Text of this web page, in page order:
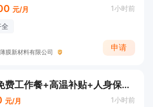
元/月 1小时前
膜新材料有限公司
申请
搬运水工（免费工作餐+高温补贴+人身保险+高额提成）
元/月 1小时前